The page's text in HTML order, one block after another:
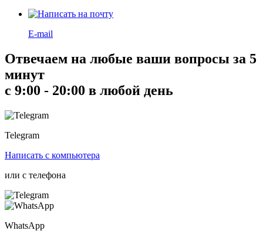
E-mail
Отвечаем на любые ваши вопросы за 5
минут
с 9:00 - 20:00 в любой день
Telegram
Написать с компьютера
или с телефона
WhatsApp